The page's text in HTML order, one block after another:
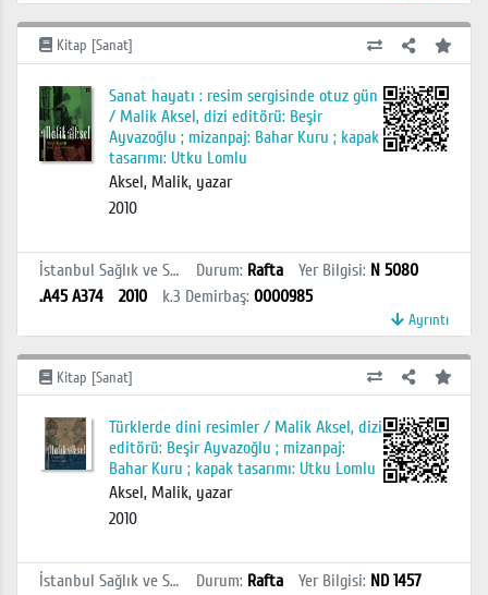
Kitap [Sanat]
Sanat hayatı : resim sergisinde otuz gün
/ Malik Aksel, dizi editörü: Beşir
Ayvazoğlu ; mizanpaj: Bahar Kuru ; kapak
tasarımı: Utku Lomlu
Aksel, Malik, yazar
2010
İstanbul Sağlık ve Sosyal Bilimler MYO Kütüphanesi Durum: Rafta Yer Bilgisi: N 5080
.A45 A374
2010 k.3 Demirbaş: 0000985
Ayrıntı
Kitap [Sanat]
Türklerde dini resimler / Malik Aksel, dizi
editörü: Beşir Ayvazoğlu ; mizanpaj:
Bahar Kuru ; kapak tasarımı: Utku Lomlu
Aksel, Malik, yazar
2010
İstanbul Sağlık ve Sosyal Bilimler MYO Kütüphanesi Durum: Rafta Yer Bilgisi: ND 1457